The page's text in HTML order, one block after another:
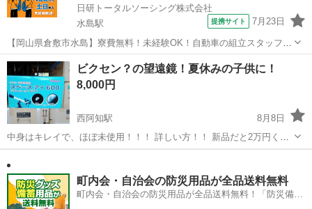
日研トータルソーシング株式会社
水島駅
提携サイト 7月23日
【岡山県倉敷市水島】寮費無料！未経験OK！自動車の組立スタッフ
《お仕事No.NS0089》 お仕事について 車の組立作業です。専用レール
に乗って流れてくる車の骨組みに、車内外の各部品・ハンドル・足回
り・ドア・シートなどの各...
岡山 倉敷市 水島駅 その他
ビクセン？の望遠鏡！夏休みの子供に！
8,000円
西阿知駅
8月8日
中身はキレイで、ほぼ未使用！！！ 詳しい方！！ 新品だと2万円くら
いっす！
町内会・自治会の防災用品が全品送料無料
町内会・自治会の防災用品が全品送料無料！「防災備蓄